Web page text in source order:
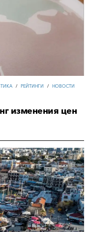
/ РЕЙТИНГИ / НОВОСТИ
изменения цен